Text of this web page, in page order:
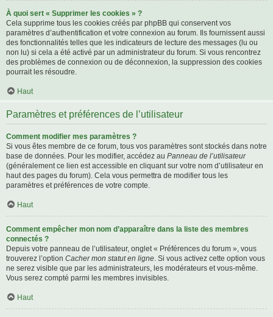
À quoi sert « Supprimer les cookies » ?
Cela supprime tous les cookies créés par phpBB qui conservent vos
paramètres d’authentification et votre connexion au forum. Ils fournissent aussi
des fonctionnalités telles que les indicateurs de lecture des messages (lu ou
non lu) si cela a été activé par un administrateur du forum. Si vous rencontrez
des problèmes de connexion ou de déconnexion, la suppression des cookies
pourrait les résoudre.
Haut
Paramètres et préférences de l’utilisateur
Comment modifier mes paramètres ?
Si vous êtes membre de ce forum, tous vos paramètres sont stockés dans notre
base de données. Pour les modifier, accédez au Panneau de l’utilisateur
(généralement ce lien est accessible en cliquant sur votre nom d’utilisateur en
haut des pages du forum). Cela vous permettra de modifier tous les
paramètres et préférences de votre compte.
Haut
Comment empêcher mon nom d’apparaître dans la liste des membres
connectés ?
Depuis votre panneau de l’utilisateur, onglet « Préférences du forum », vous
trouverez l’option Cacher mon statut en ligne. Si vous activez cette option vous
ne serez visible que par les administrateurs, les modérateurs et vous-même.
Vous serez compté parmi les membres invisibles.
Haut